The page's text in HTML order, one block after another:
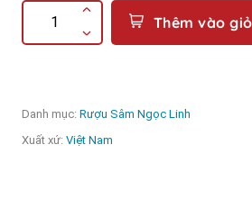
Thêm vào giỏ
Danh mục: Rượu Sâm Ngọc Linh
Xuất xứ: Việt Nam